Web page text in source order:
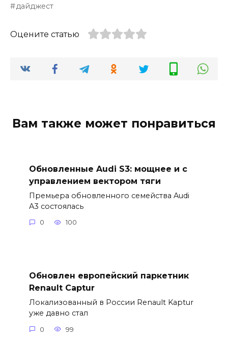
дайджест
Оцените статью
Вам также может понравиться
Обновленные Audi S3: мощнее и с
управлением вектором тяги
Премьера обновленного семейства Audi
A3 состоялась
0 100
Обновлен европейский паркетник
Renault Captur
Локализованный в России Renault Kaptur
уже давно стал
0 99